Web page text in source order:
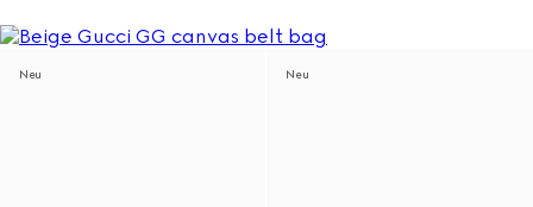
Neu Neu